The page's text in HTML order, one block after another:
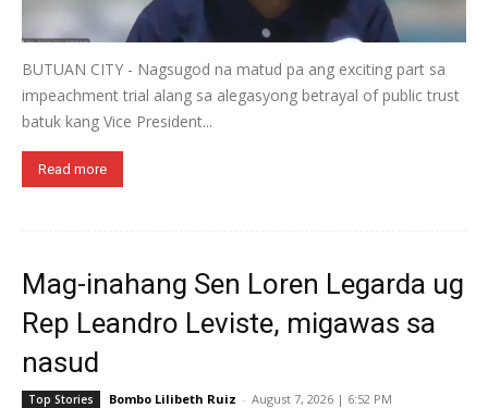
BUTUAN CITY - Nagsugod na matud pa ang exciting part sa
impeachment trial alang sa alegasyong betrayal of public trust
batuk kang Vice President...
Read more
Mag-inahang Sen Loren Legarda ug
Rep Leandro Leviste, migawas sa
nasud
Top Stories Bombo Lilibeth Ruiz - August 7, 2026 | 6:52 PM